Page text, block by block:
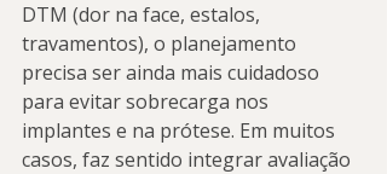
DTM (dor na face, estalos,
travamentos), o planejamento
precisa ser ainda mais cuidadoso
para evitar sobrecarga nos
implantes e na prótese. Em muitos
casos, faz sentido integrar avaliação